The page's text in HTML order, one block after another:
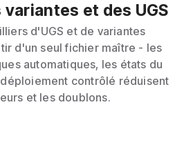
et des UGS
d'UGS et de variantes
d'un seul fichier maître - les
automatiques, les états du
contrôlé réduisent
et les doublons.